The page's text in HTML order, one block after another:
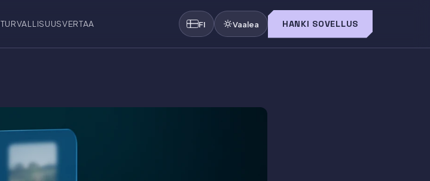
TURVALLISUUSVERTAA FI Vaalea HANKI SOVELLUS